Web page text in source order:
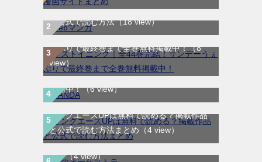
WEB漫画サイト一覧｜ブラウザで無料漫画
を公式で読む方法（18 view）
ラストイニング｜全44巻完結！サンデーう
ぇぶりで最終巻まで全巻無料掲載中！（8
view）
SANDA｜最新刊第3巻！マンガBANGで無料
配信中！（6 view）
ヤングエースUPは無料で読める？掲載作品
と公式で読む方法まとめ （4 view）
青のオーケストラ｜マンガワンで全話無料連
載中（4 view）